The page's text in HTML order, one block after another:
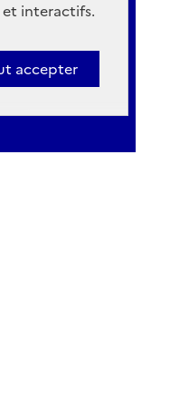
interactifs.
accepter